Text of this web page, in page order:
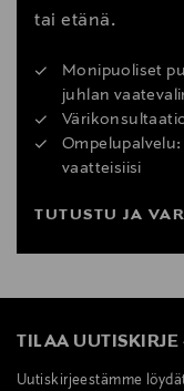
tai etänä.
Monipuoliset
juhlan
vaatteisiisi
TUTUSTU JA
TILAA UUTISKIRJE
Uutiskirjeestämme